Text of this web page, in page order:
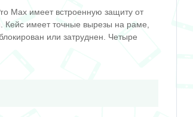
Max имеет встроенную защиту от
Кейс имеет точные вырезы на раме,
или затруднен. Четыре